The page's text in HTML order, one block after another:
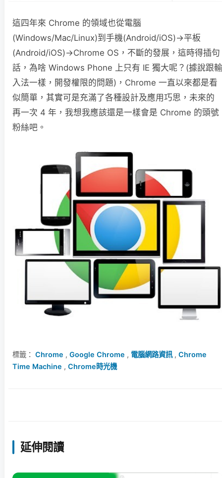
這四年來 Chrome 的領域也從電腦
(Windows/Mac/Linux)到手機(Android/iOS)→平板
(Android/iOS)→Chrome OS，不斷的發展，這時得插句
話，為啥 Windows Phone 上只有 IE 獨大呢？(據說跟輸
入法一樣，開發權限的問題)，Chrome 一直以來都是看
似簡單，其實可是充滿了各種設計及應用巧思，未來的
再一次 4 年，我想我應該還是一樣會是 Chrome 的頭號
粉絲吧。
標籤： Chrome , Google Chrome , 電腦網路資訊, Chrome
Time Machine , Chrome時光機
延伸閱讀